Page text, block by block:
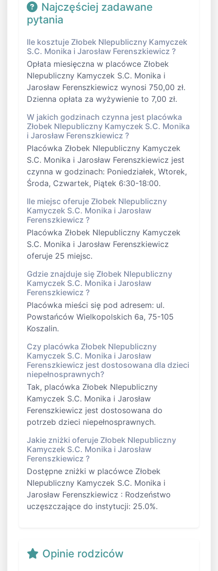
Najczęściej zadawane
pytania
Ile kosztuje Złobek NIepubliczny Kamyczek
S.C. Monika i Jarosław Ferenszkiewicz ?
Opłata miesięczna w placówce Złobek
NIepubliczny Kamyczek S.C. Monika i
Jarosław Ferenszkiewicz wynosi 750,00 zł.
Dzienna opłata za wyżywienie to 7,00 zł.
W jakich godzinach czynna jest placówka
Złobek NIepubliczny Kamyczek S.C. Monika
i Jarosław Ferenszkiewicz ?
Placówka Złobek NIepubliczny Kamyczek
S.C. Monika i Jarosław Ferenszkiewicz jest
czynna w godzinach: Poniedziałek, Wtorek,
Środa, Czwartek, Piątek 6:30-18:00.
Ile miejsc oferuje Złobek NIepubliczny
Kamyczek S.C. Monika i Jarosław
Ferenszkiewicz ?
Placówka Złobek NIepubliczny Kamyczek
S.C. Monika i Jarosław Ferenszkiewicz
oferuje 25 miejsc.
Gdzie znajduje się Złobek NIepubliczny
Kamyczek S.C. Monika i Jarosław
Ferenszkiewicz ?
Placówka mieści się pod adresem: ul.
Powstańców Wielkopolskich 6a, 75-105
Koszalin.
Czy placówka Złobek NIepubliczny
Kamyczek S.C. Monika i Jarosław
Ferenszkiewicz jest dostosowana dla dzieci
niepełnosprawnych?
Tak, placówka Złobek NIepubliczny
Kamyczek S.C. Monika i Jarosław
Ferenszkiewicz jest dostosowana do
potrzeb dzieci niepełnosprawnych.
Jakie zniżki oferuje Złobek NIepubliczny
Kamyczek S.C. Monika i Jarosław
Ferenszkiewicz ?
Dostępne zniżki w placówce Złobek
NIepubliczny Kamyczek S.C. Monika i
Jarosław Ferenszkiewicz : Rodzeństwo
uczęszczające do instytucji: 25.0%.
Opinie rodziców